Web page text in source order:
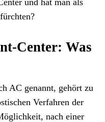
Center: Was
AC genannt, gehört zu
Verfahren der
nach einer